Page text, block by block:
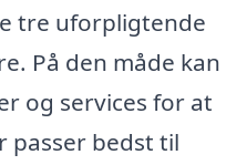
tre uforpligtende
På den måde kan
og services for at
passer bedst til